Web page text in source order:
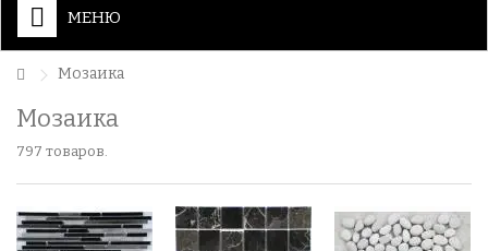
МЕНЮ
Мозаика
Мозаика
797 товаров.